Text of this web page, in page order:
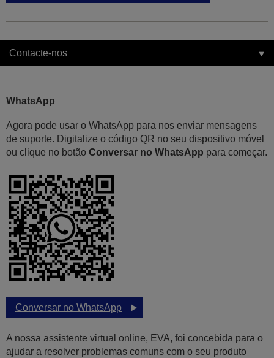
Contacte-nos
WhatsApp
Agora pode usar o WhatsApp para nos enviar mensagens
de suporte. Digitalize o código QR no seu dispositivo móvel
ou clique no botão Conversar no WhatsApp para começar.
Conversar no WhatsApp
A nossa assistente virtual online, EVA, foi concebida para o
ajudar a resolver problemas comuns com o seu produto